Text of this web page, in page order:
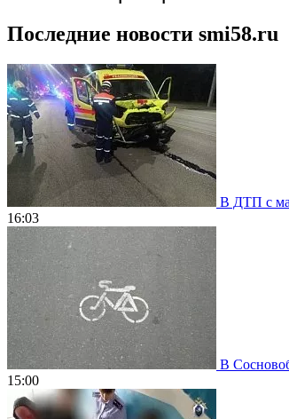
Последние новости smi58.ru
В ДТП с
16:03
В
15:00